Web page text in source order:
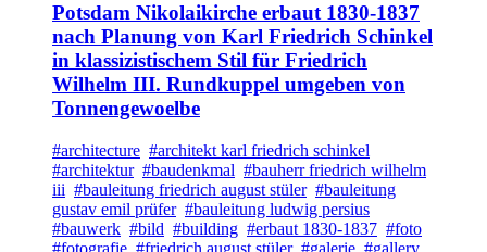
Potsdam Nikolaikirche erbaut 1830-1837
nach Planung von Karl Friedrich Schinkel
in klassizistischem Stil für Friedrich
Wilhelm III. Rundkuppel umgeben von
Tonnengewoelbe
#architecture #architekt karl friedrich schinkel
#architektur #baudenkmal #bauherr friedrich wilhelm
iii #bauleitung friedrich august stüler #bauleitung
gustav emil prüfer #bauleitung ludwig persius
#bauwerk #bild #building #erbaut 1830-1837 #foto
#fotografie #friedrich august stüler #galerie #gallery